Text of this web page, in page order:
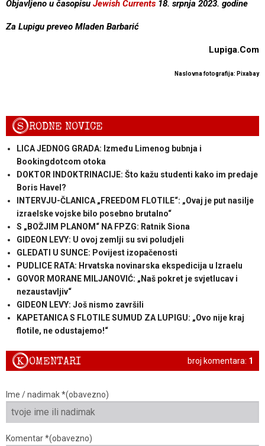
Objavljeno u časopisu Jewish Currents 18. srpnja 2023. godine
Za Lupigu preveo Mladen Barbarić
Lupiga.Com
Naslovna fotografija: Pixabay
SRODNE NOVICE
LICA JEDNOG GRADA: Između Limenog bubnja i
Bookingdotcom otoka
DOKTOR INDOKTRINACIJE: Što kažu studenti kako im predaje
Boris Havel?
INTERVJU-ČLANICA „FREEDOM FLOTILE“: „Ovaj je put nasilje
izraelske vojske bilo posebno brutalno“
S „BOŽJIM PLANOM“ NA FPZG: Ratnik Siona
GIDEON LEVY: U ovoj zemlji su svi poludjeli
GLEDATI U SUNCE: Povijest izopačenosti
PUDLICE RATA: Hrvatska novinarska ekspedicija u Izraelu
GOVOR MORANE MILJANOVIĆ: „Naš pokret je svjetlucav i
nezaustavljiv“
GIDEON LEVY: Još nismo završili
KAPETANICA S FLOTILE SUMUD ZA LUPIGU: „Ovo nije kraj
flotile, ne odustajemo!“
broj komentara: 1
KOMENTARI
Ime / nadimak *(obavezno)
Komentar *(obavezno)